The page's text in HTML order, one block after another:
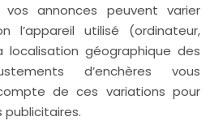
annonces peuvent varier
l’appareil utilisé (ordinateur,
géographique des
d’enchères vous
de ces variations pour